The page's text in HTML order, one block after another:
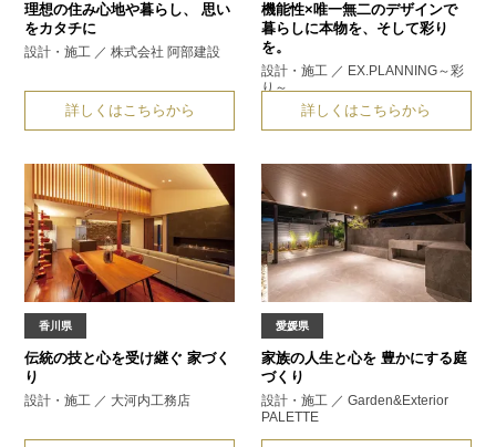
理想の住み心地や暮らし、思い
をカタチに
設計・施工 ／ 株式会社 阿部建設
詳しくはこちらから
機能性×唯一無二のデザインで
暮らしに本物を、そして彩り
を。
設計・施工 ／ EX.PLANNING～彩
り～
詳しくはこちらから
香川県
伝統の技と心を受け継ぐ家づく
り
設計・施工 ／ 大河内工務店
愛媛県
家族の人生と心を豊かにする庭
づくり
設計・施工 ／ Garden&Exterior
PALETTE